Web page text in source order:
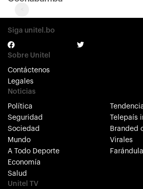
Siga unitel.bo
Sobre Unitel
Contáctenos
Legales
Noticias
Política
Seguridad
Sociedad
Mundo
A Todo Deporte
Economía
Salud
Telepaís
Branded
Virales
Farándula
Unitel TV